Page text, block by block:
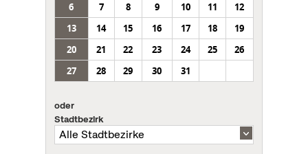
6
7 8 9 10 11
12
13
14 15 16 17 18
19
20
21 22 23 24 25
26
27
28 29 30 31
oder
Stadtbezirk